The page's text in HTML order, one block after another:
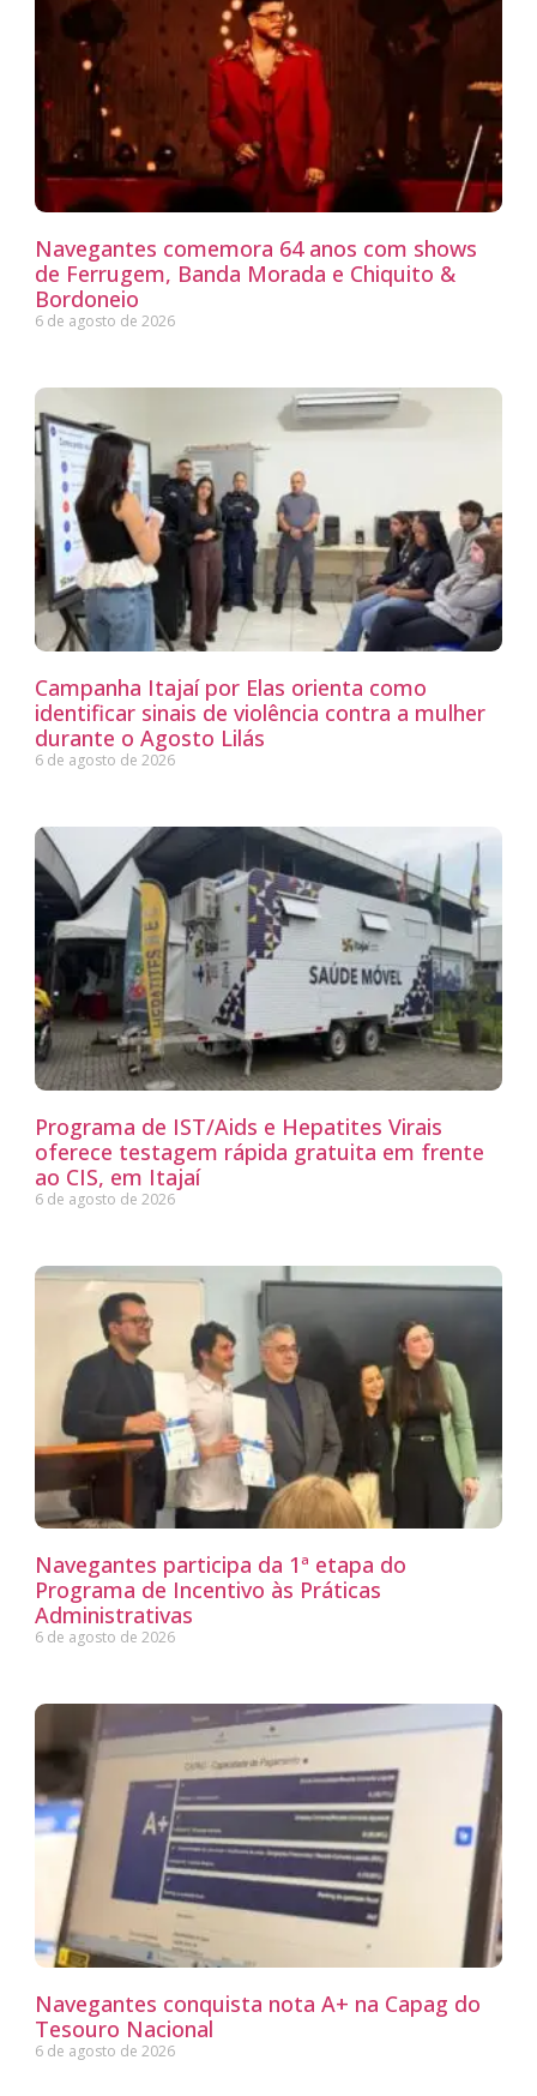
Navegantes comemora 64 anos com shows
de Ferrugem, Banda Morada e Chiquito &
Bordoneio
6 de agosto de 2026
Campanha Itajaí por Elas orienta como
identificar sinais de violência contra a mulher
durante o Agosto Lilás
6 de agosto de 2026
Programa de IST/Aids e Hepatites Virais
oferece testagem rápida gratuita em frente
ao CIS, em Itajaí
6 de agosto de 2026
Navegantes participa da 1ª etapa do
Programa de Incentivo às Práticas
Administrativas
6 de agosto de 2026
Navegantes conquista nota A+ na Capag do
Tesouro Nacional
6 de agosto de 2026